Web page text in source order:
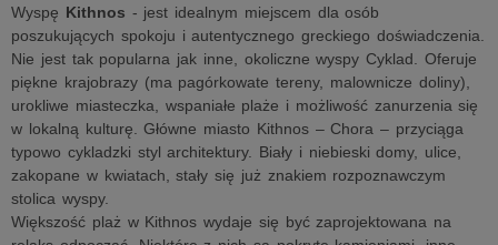
Wyspę Kithnos - jest idealnym miejscem dla osób
poszukujących spokoju i autentycznego greckiego doświadczenia.
Nie jest tak popularna jak inne, okoliczne wyspy Cyklad. Oferuje
piękne krajobrazy (ma pagórkowate tereny, malownicze doliny),
urokliwe miasteczka, wspaniałe plaże i możliwość zanurzenia się
w lokalną kulturę. Główne miasto Kithnos – Chora – przyciąga
typowo cykladzki styl architektury. Biały i niebieski domy, ulice,
zakopane w kwiatach, stały się już znakiem rozpoznawczym
stolica wyspy.
Większość plaż w Kithnos wydaje się być zaprojektowana na